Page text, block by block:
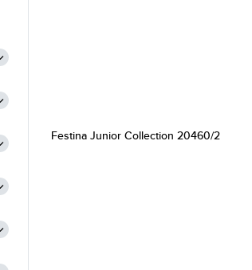
Festina Junior Collection 20460/2